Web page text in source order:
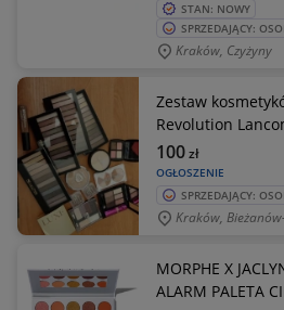
STAN: NOWY
SPRZEDAJĄCY:
Kraków, Czyżyny
Zestaw
Revolution
OGŁOSZENIE
100zł
SPRZEDAJĄCY:
Kraków,
MORPHE X
ALARM PALETA